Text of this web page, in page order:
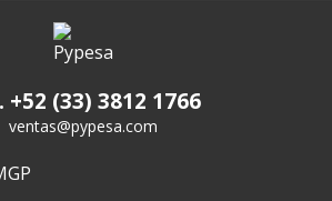
+52 (33) 3812 1766
ventas@pypesa.com